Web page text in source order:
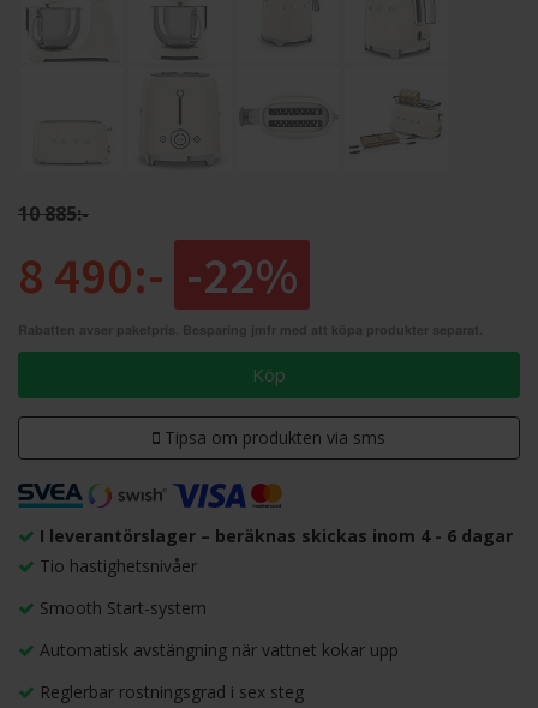
10 885:-
8 490:- -22%
Köp
Tipsa om produkten via sms
I leverantörslager – beräknas skickas inom 4 - 6 dagar
Tio hastighetsnivåer
Smooth Start-system
Automatisk avstängning när vattnet kokar upp
Reglerbar rostningsgrad i sex steg